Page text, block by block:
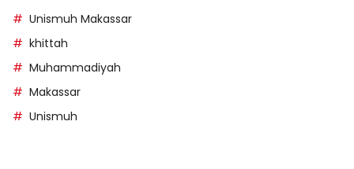
Unismuh Makassar
khittah
Muhammadiyah
Makassar
Unismuh